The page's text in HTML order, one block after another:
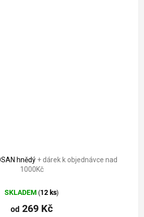
hnědý + dárek k objednávce nad
1000Kč
SKLADEM (12 ks)
od 269 Kč